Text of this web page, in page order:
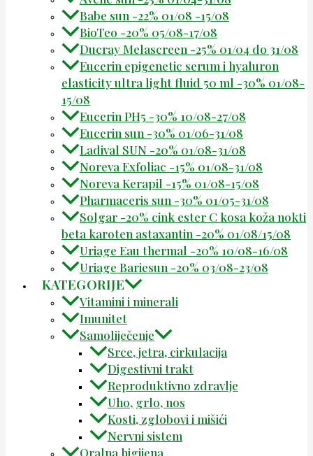
Babe sun -22% 01/08 -15/08
BioTeo -20% 05/08-17/08
Ducray Melascreen -25% 01/04 do 31/08
Eucerin epigenetic serum i hyaluron
elasticity ultra light fluid 50 ml -30% 01/08-
15/08
Eucerin PH5 -30% 10/08-27/08
Eucerin sun -30% 01/06-31/08
Ladival SUN -20% 01/08-31/08
Noreva Exfoliac -15% 01/08-31/08
Noreva Kerapil -15% 01/08-15/08
Pharmaceris sun -30% 01/05-31/08
Solgar -20% cink ester C kosa koža nokti
beta karoten astaxantin -20% 01/08/15/08
Uriage Eau thermal -20% 10/08-16/08
Uriage Bariesun -20% 03/08-23/08
KATEGORIJE
Vitamini i minerali
Imunitet
Samoliječenje
Srce, jetra, cirkulacija
Digestivni trakt
Reproduktivno zdravlje
Uho, grlo, nos
Kosti, zglobovi i mišići
Nervni sistem
Oralna higijena